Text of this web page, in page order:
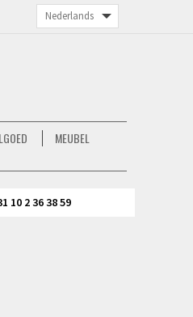
MEUBEL
10 2 36 38 59